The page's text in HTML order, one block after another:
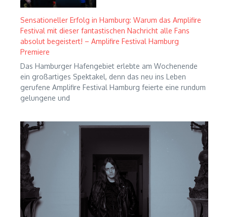
Sensationeller Erfolg in Hamburg: Warum das Amplifire
Festival mit dieser fantastischen Nachricht alle Fans
absolut begeistert! – Amplifire Festival Hamburg
Premiere
Das Hamburger Hafengebiet erlebte am Wochenende
ein großartiges Spektakel, denn das neu ins Leben
gerufene Amplifire Festival Hamburg feierte eine rundum
gelungene und